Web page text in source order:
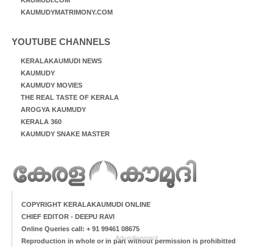
KAUMUDYMATRIMONY.COM
YOUTUBE CHANNELS
KERALAKAUMUDI NEWS
KAUMUDY
KAUMUDY MOVIES
THE REAL TASTE OF KERALA
AROGYA KAUMUDY
KERALA 360
KAUMUDY SNAKE MASTER
COPYRIGHT KERALAKAUMUDI ONLINE
CHIEF EDITOR - DEEPU RAVI
Online Queries call: + 91 99461 08675
Reproduction in whole or in part without permission is prohibitted
Advertisement